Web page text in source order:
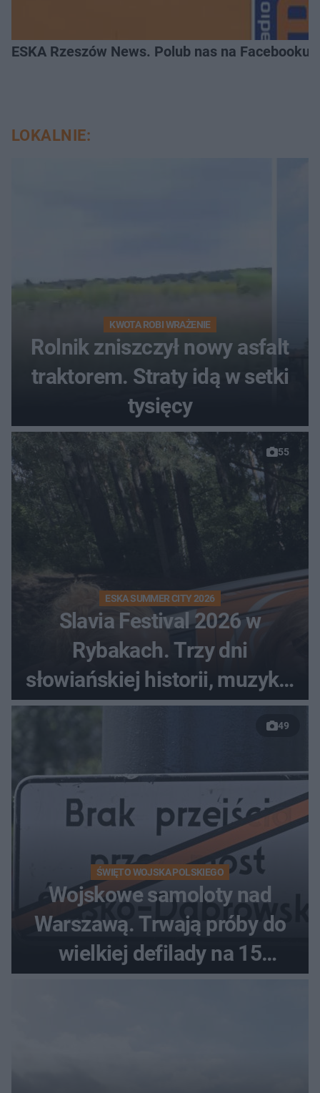
ESKA Rzeszów News. Polub nas na Facebooku!
LOKALNIE:
KWOTA ROBI WRAŻENIE
Rolnik zniszczył nowy asfalt
traktorem. Straty idą w setki
tysięcy
55
ESKA SUMMER CITY 2026
Slavia Festival 2026 w
Rybakach. Trzy dni
słowiańskiej historii, muzyki i
relaksu nad Jeziorem
49
ŚWIĘTO WOJSKA POLSKIEGO
Wojskowe samoloty nad
Warszawą. Trwają próby do
wielkiej defilady na 15